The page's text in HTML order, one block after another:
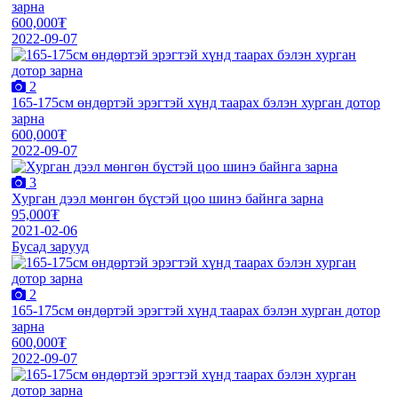
зарна
600,000₮
2022-09-07
2
165-175см өндөртэй эрэгтэй хүнд таарах бэлэн хурган дотор
зарна
600,000₮
2022-09-07
3
Хурган дээл мөнгөн бүстэй цоо шинэ байнга зарна
95,000₮
2021-02-06
Бусад зарууд
2
165-175см өндөртэй эрэгтэй хүнд таарах бэлэн хурган дотор
зарна
600,000₮
2022-09-07